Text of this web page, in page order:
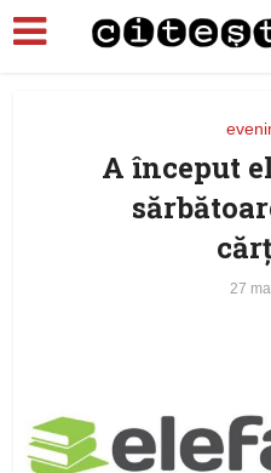
A început
27